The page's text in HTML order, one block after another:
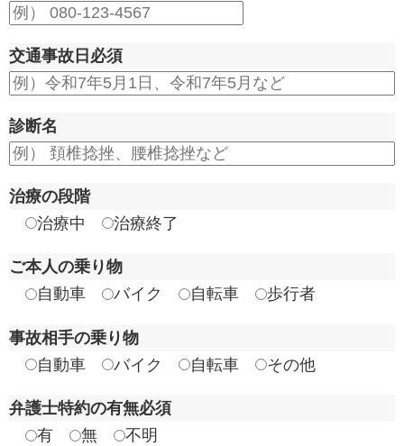
交通事故日 必須
診断名
治療の段階
治療中
治療終了
ご本人の乗り物
自動車
バイク 自転車 歩行者
事故相手の乗り物
自動車
バイク 自転車 その他
弁護士特約の有無必須
有
無 不明